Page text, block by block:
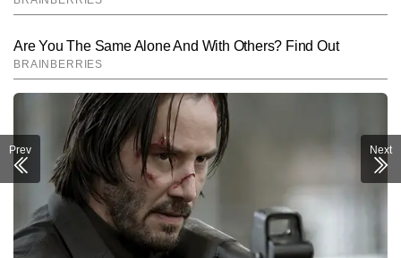
Prev Next